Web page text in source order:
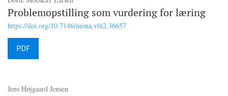
Problemopstilling som vurdering for læring
https://doi.org/10.7146/mona.v0i2.36657
PDF
Jens Højgaard Jensen